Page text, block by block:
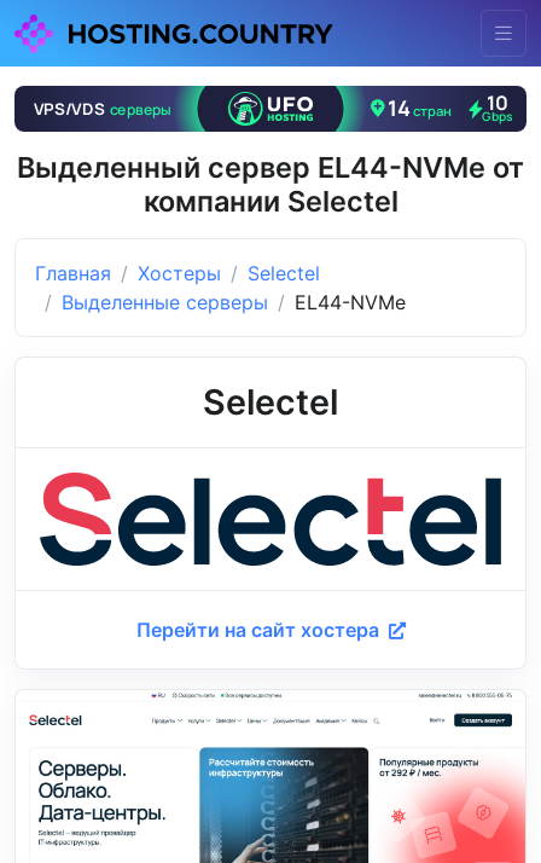
Выделенный сервер EL44-NVMe от
компании Selectel
Главная Хостеры
Selectel
Выделенные серверы
EL44-NVMe
Selectel
Перейти на сайт хостера